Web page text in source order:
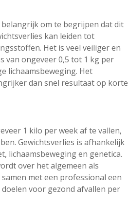
om te begrijpen dat dit
kan leiden tot
Het is veel veiliger en
van ongeveer 0,5 tot 1 kg per
lichaamsbeweging. Het
dan snel resultaat op korte
1 kilo per week af te vallen,
Gewichtsverlies is afhankelijk
lichaamsbeweging en genetica.
over het algemeen als
met een professional een
voor gezond afvallen per